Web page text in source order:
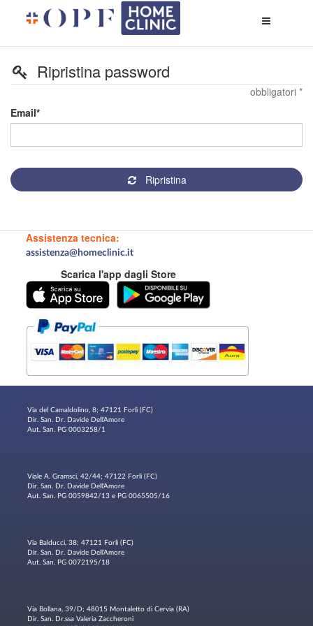
di
Ripristina password
obbligatori *
campi
da
sono
obbligatori
Email
Ripristina
Assistenza tecnica:
assistenza@homeclinic.it
Scarica l'app dagli Store
Via del Camaldolino, 8; 47121 Forlì (FC)
Dir. San. Dr. Davide Dell'Amore
Aut. San. PG 0003258/1
Viale A. Gramsci, 42/44; 47122 Forlì (FC)
Dir. San. Dr. Davide Dell'Amore
Aut. San. PG 0059842/13 e PG 0065505/16
Via Balducci, 38; 47121 Forlì (FC)
Dir. San. Dr. Davide Dell'Amore
Aut. San. PG 0072195/18
Via Bollana, 39/D; 48015 Montaletto di Cervia (RA)
Dir. San. Dr.ssa Valeria Zaccheroni